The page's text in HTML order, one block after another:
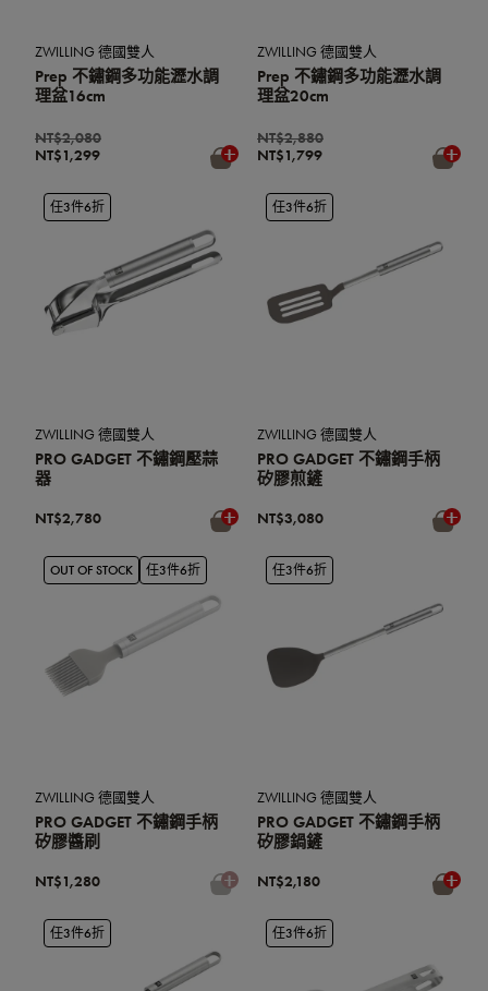
ZWILLING 德國雙人
Prep 不鏽鋼多功能瀝水調
理盆16cm
NT$1,299
NT$2,080
ZWILLING 德國雙人
Prep 不鏽鋼多功能瀝水調
理盆20cm
NT$1,799
NT$2,880
任3件6折
ZWILLING 德國雙人
PRO GADGET 不鏽鋼壓蒜
器
NT$2,780
任3件6折
ZWILLING 德國雙人
PRO GADGET 不鏽鋼手柄
矽膠煎鏟
NT$3,080
OUT OF STOCK 任3件6折
ZWILLING 德國雙人
PRO GADGET 不鏽鋼手柄
矽膠醬刷
NT$1,280
任3件6折
ZWILLING 德國雙人
PRO GADGET 不鏽鋼手柄
矽膠鍋鏟
NT$2,180
任3件6折 任3件6折